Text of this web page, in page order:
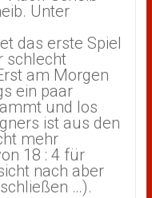
Unter
das erste Spiel
schlecht
am Morgen
ein paar
und los
ist aus den
mehr
18 : 4 für
nach aber
…).